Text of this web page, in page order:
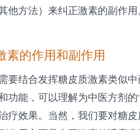
方法）来纠正激素的副作用
素的作用和副作用
要结合发挥糖皮质激素类似中
功能，可以理解为中医方剂的
疗效果。当然，我们要对糖